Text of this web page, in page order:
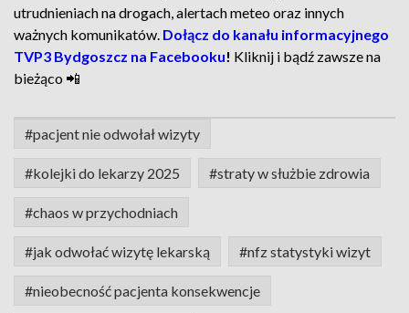
utrudnieniach na drogach, alertach meteo oraz innych
ważnych komunikatów. Dołącz do kanału informacyjnego
TVP3 Bydgoszcz na Facebooku! Kliknij i bądź zawsze na
bieżąco 📲
#pacjent nie odwołał wizyty
#kolejki do lekarzy 2025 #straty w służbie zdrowia
#chaos w przychodniach
#jak odwołać wizytę lekarską #nfz statystyki wizyt
#nieobecność pacjenta konsekwencje